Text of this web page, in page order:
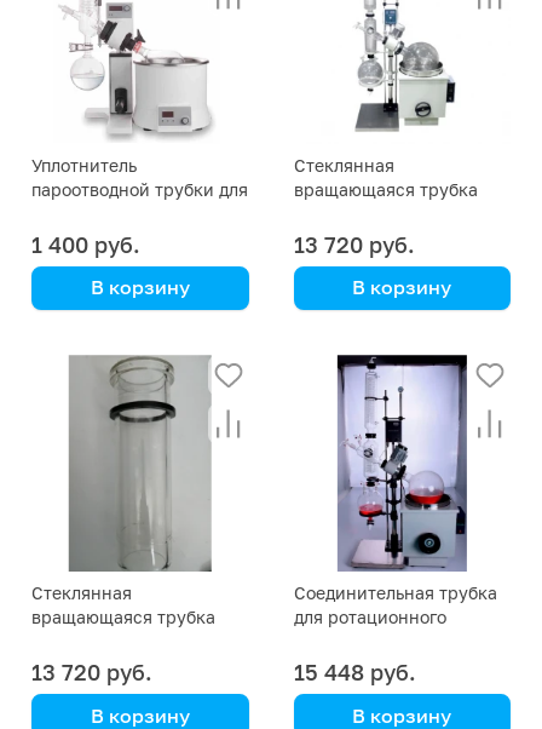
Уплотнитель
пароотводной трубки для
DLab
1 400 руб.
В корзину
Стеклянная
вращающаяся трубка
испарителя RE-2003 на
20 л
13 720 руб.
В корзину
Стеклянная
вращающаяся трубка
испарителя KRE-6020 на
20 л
13 720 руб.
В корзину
Соединительная трубка
для ротационного
15 448 руб.
В корзину